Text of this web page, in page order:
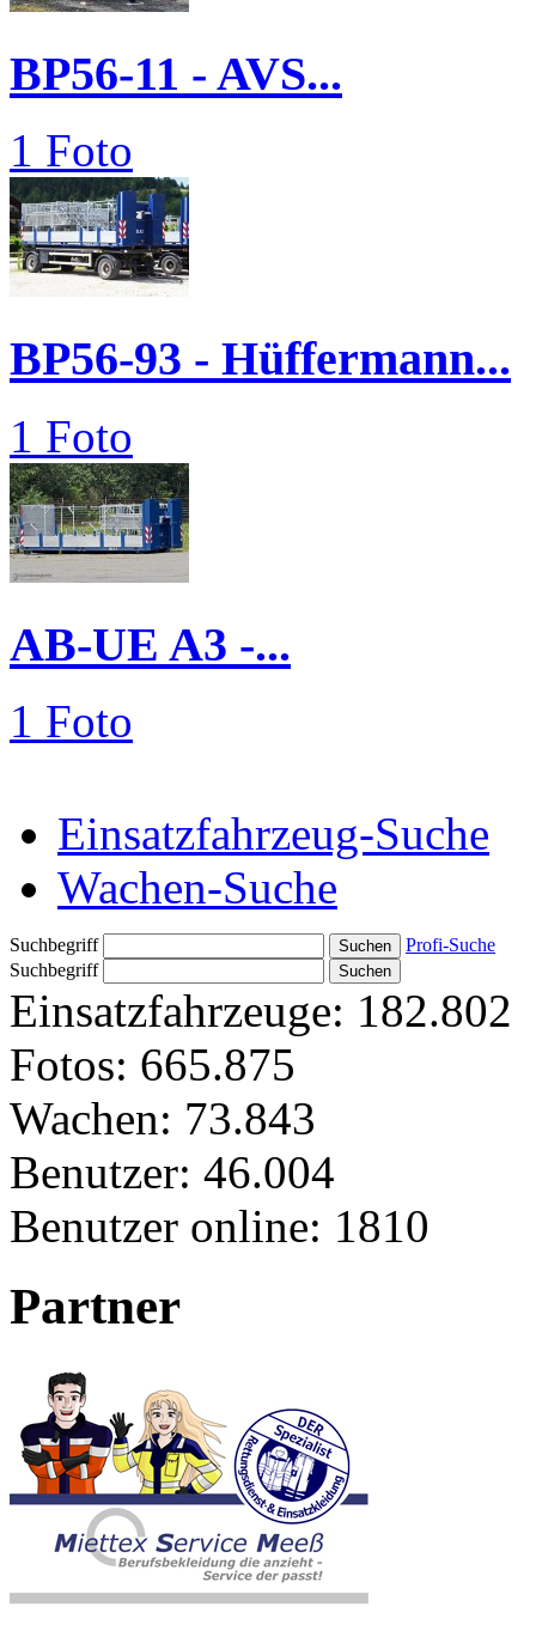
BP56-11 - AVS...
1 Foto
BP56-93 - Hüffermann...
1 Foto
AB-UE A3 -...
1 Foto
Einsatzfahrzeug-Suche
Wachen-Suche
Suchbegriff
Profi-Suche
Suchbegriff
Einsatzfahrzeuge: 182.802
Fotos: 665.875
Wachen: 73.843
Benutzer: 46.004
Benutzer online: 1810
Partner